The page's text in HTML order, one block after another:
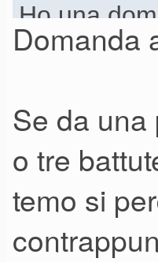
Ho una
piuttosto
un pezzo di
Ho sentito
intendo
Domanda
Se da una
o tre
temo si